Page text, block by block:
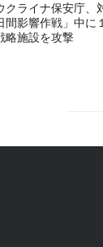
クライナ保安庁、
間影響作戦」中に
略施設を攻撃